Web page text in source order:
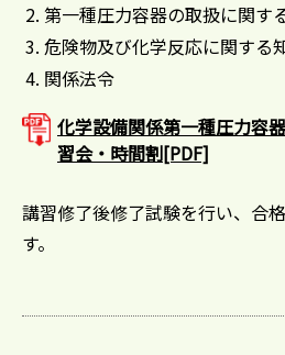
第一種圧力容器の取扱に関す
危険物及び化学反応に関する
関係法令
化学設備関係第一種圧力容
習会・時間割[PDF]
講習修了後修了試験を行い、合
す。